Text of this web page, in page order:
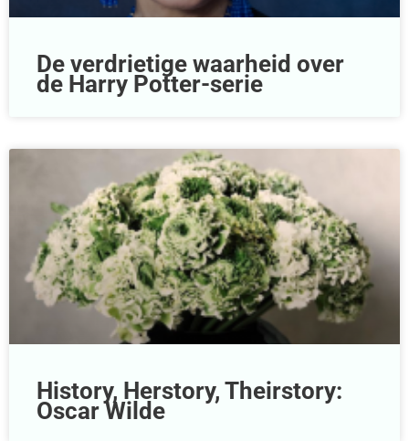
De verdrietige waarheid over
de Harry Potter-serie
History, Herstory, Theirstory:
Oscar Wilde